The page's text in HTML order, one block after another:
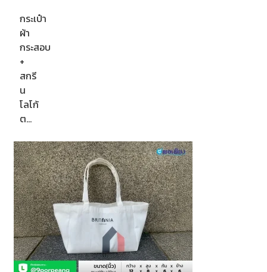
กระเป๋า
ผ้า
กระสอบ
+
สกรี
น
โลโก้
ต…